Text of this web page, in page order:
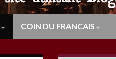
COIN DU FRANCAIS